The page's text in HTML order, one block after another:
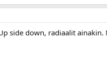
side down, radiaalit